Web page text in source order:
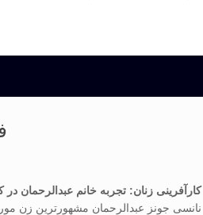
کارآفرینی زنان: تجربه خانم عبدالرحمان در
نانسی جونز عبدالرحمان مشهورترین زن